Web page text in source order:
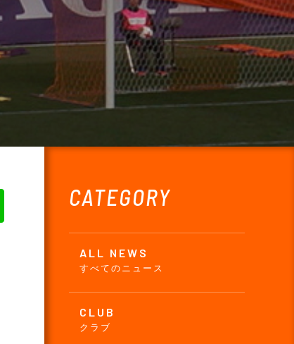
CATEGORY
ALL NEWS
すべてのニュース
CLUB
クラブ